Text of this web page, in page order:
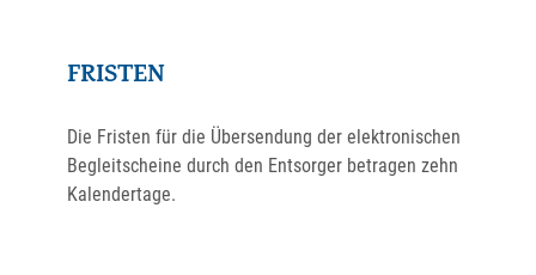
FRISTEN
Die Fristen für die Übersendung der elektronischen
Begleitscheine durch den Entsorger betragen zehn
Kalendertage.